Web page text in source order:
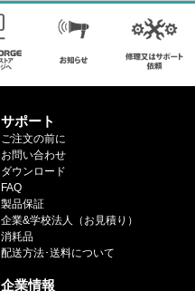
サポート
ご注文の前に
お問い合わせ
ダウンロード
FAQ
製品保証
企業&学校法人（お見積り）
消耗品
配送方法･送料について
企業情報